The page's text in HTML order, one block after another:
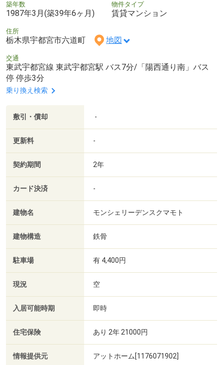
築年数
1987年3月(築39年6ヶ月)
物件タイプ
賃貸マンション
住所
栃木県宇都宮市六道町 地図
交通
東武宇都宮線 東武宇都宮駅 バス7分/「陽西通り南」バス
停 停歩3分
乗り換え検索
敷引・償却 -
更新料 -
契約期間 2年
カード決済 -
建物名 モンシェリーデンスクマモト
建物構造 鉄骨
駐車場 有 4,400円
現況 空
入居可能時期 即時
住宅保険 あり 2年 21000円
情報提供元 アットホーム[1176071902]